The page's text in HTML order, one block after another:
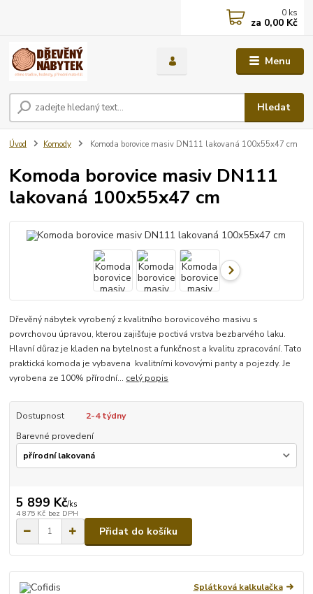
Menu
Hledat
0 ks
za 0,00 Kč
Úvod Komody Komoda borovice masiv DN111 lakovaná 100x55x47 cm
Komoda borovice masiv DN111
lakovaná 100x55x47 cm
Dřevěný nábytek vyrobený z kvalitního borovicového masivu s
povrchovou úpravou, kterou zajišťuje poctivá vrstva bezbarvého laku.
Hlavní důraz je kladen na bytelnost a funkčnost a kvalitu zpracování. Tato
praktická komoda je vybavena kvalitními kovovými panty a pojezdy. Je
vyrobena ze 100% přírodní... celý popis
Dostupnost
2-4 týdny
Barevné provedení
5 899 Kč/ks
4 875 Kč bez DPH
Přidat do košíku
Splátková kalkulačka